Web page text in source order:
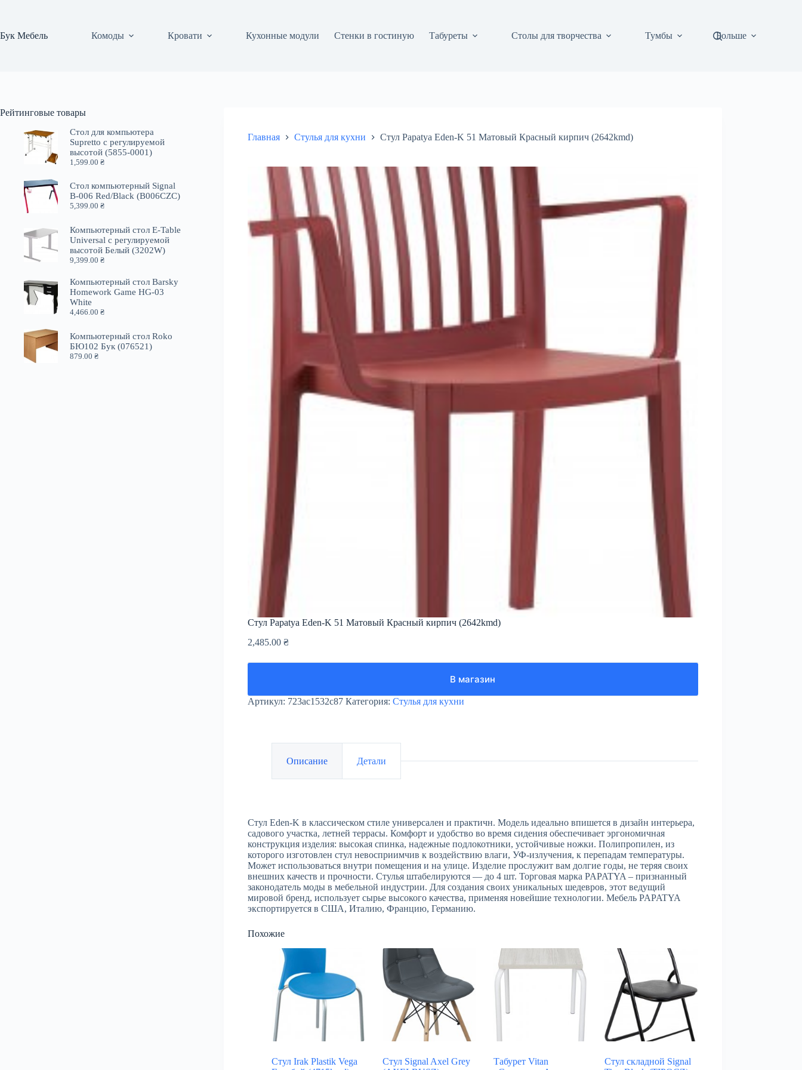
Бук Мебель
Комоды Кровати Кухонные модули Стенки в гостиную Табуреты Столы для творчества Тумбы Больше
Главная Стулья для кухни Стул Papatya Eden-K 51 Матовый Красный кирпич (2642kmd)
Стул Papatya Eden-K 51 Матовый Красный кирпич (2642kmd)
2,485.00 ₴
В магазин
Артикул: 723ac1532c87 Категория: Стулья для кухни
Описание Детали
Стул Eden-K в классическом стиле универсален и практичн. Модель идеально впишется в дизайн интерьера,
садового участка, летней террасы. Комфорт и удобство во время сидения обеспечивает эргономичная
конструкция изделия: высокая спинка, надежные подлокотники, устойчивые ножки. Полипропилен, из
которого изготовлен стул невосприимчив к воздействию влаги, УФ-излучения, к перепадам температуры.
Может использоваться внутри помещения и на улице. Изделие прослужит вам долгие годы, не теряя своих
внешних качеств и прочности. Стулья штабелируются — до 4 шт. Торговая марка PAPATYA – признанный
законодатель моды в мебельной индустрии. Для создания своих уникальных шедевров, этот ведущий
мировой бренд, использует сырье высокого качества, применяя новейшие технологии. Мебель PAPATYA
экспортируется в США, Италию, Францию, Германию.
Похожие
Стул Irak Plastik Vega
Стул Signal Axel Grey
Табурет Vitan
Стул складной Signal
Рейтинговые товары
Стол для компьютера
Supretto с регулируемой
высотой (5855-0001)
1,599.00₴
Стол компьютерный Signal
B-006 Red/Black (B006CZC)
5,399.00₴
Компьютерный стол E-Table
Universal с регулируемой
высотой Белый (3202W)
9,399.00₴
Компьютерный стол Barsky
Homework Game HG-03
White
4,466.00₴
Компьютерный стол Roko
БЮ102 Бук (076521)
879.00₴